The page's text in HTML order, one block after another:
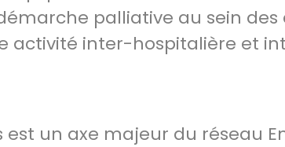
palliative au sein
activité inter-hospitalière et
un axe majeur du réseau